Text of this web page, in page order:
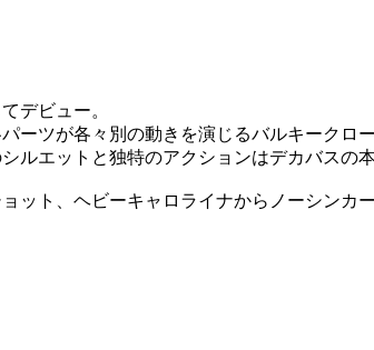
デビュー。
ーツが各々別の動きを演じるバルキーク
ルエットと独特のアクションはデカバスの
ット、ヘビーキャロライナからノーシン